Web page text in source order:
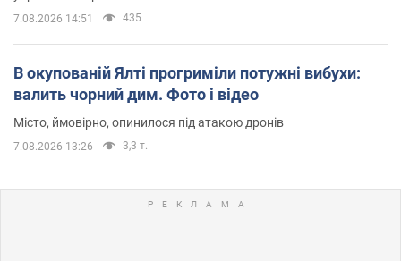
7.08.2026 14:51 435
В окупованій Ялті прогриміли потужні вибухи:
валить чорний дим. Фото і відео
Місто, ймовірно, опинилося під атакою дронів
7.08.2026 13:26 3,3 т.